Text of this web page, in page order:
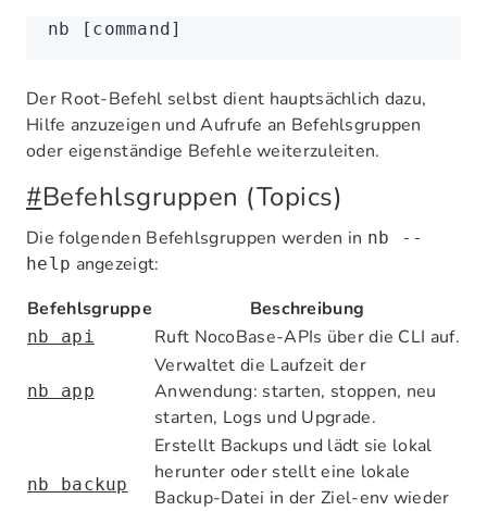
nb [command]
Der Root-Befehl selbst dient hauptsächlich dazu,
Hilfe anzuzeigen und Aufrufe an Befehlsgruppen
oder eigenständige Befehle weiterzuleiten.
#Befehlsgruppen (Topics)
Die folgenden Befehlsgruppen werden in nb --
help angezeigt:
Befehlsgruppe
Beschreibung
nb api Ruft NocoBase-APIs über die CLI auf.
nb app
Verwaltet die Laufzeit der
Anwendung: starten, stoppen, neu
starten, Logs und Upgrade.
nb backup
Erstellt Backups und lädt sie lokal
herunter oder stellt eine lokale
Backup-Datei in der Ziel-env wieder